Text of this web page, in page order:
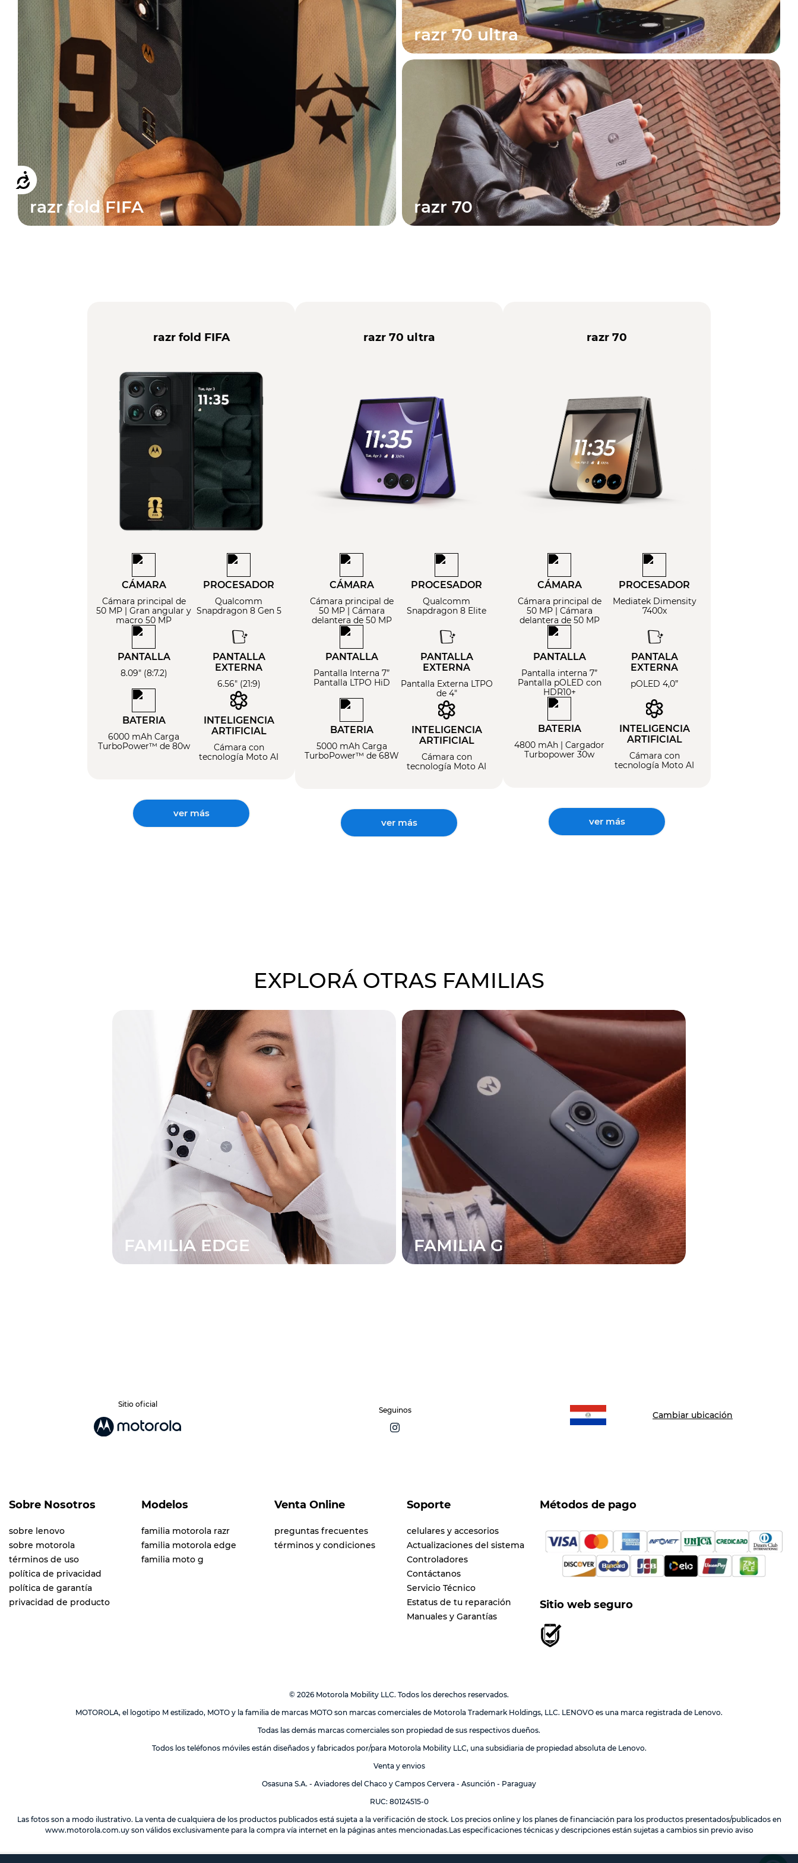
Accesibilidad
razr fold FIFA
razr 70 ultra
razr 70
razr fold FIFA
CÁMARA
Cámara principal de
50 MP | Gran angular y
macro 50 MP
PROCESADOR
Qualcomm
Snapdragon 8 Gen 5
PANTALLA
8.09" (8:7.2)
PANTALLA
EXTERNA
6.56" (21:9)
BATERIA
6000 mAh Carga
TurboPower™ de 80w
INTELIGENCIA
ARTIFICIAL
Cámara con
tecnología Moto AI
ver más
razr 70 ultra
CÁMARA
Cámara principal de
50 MP | Cámara
delantera de 50 MP
PROCESADOR
Qualcomm
Snapdragon 8 Elite
PANTALLA
Pantalla Interna 7”
Pantalla LTPO HiD
PANTALLA
EXTERNA
Pantalla Externa LTPO
de 4"
BATERIA
5000 mAh Carga
TurboPower™ de 68W
INTELIGENCIA
ARTIFICIAL
Cámara con
tecnología Moto AI
ver más
razr 70
CÁMARA
Cámara principal de
50 MP | Cámara
delantera de 50 MP
PROCESADOR
Mediatek Dimensity
7400x
PANTALLA
Pantalla interna 7”
Pantalla pOLED con
HDR10+
PANTALA
EXTERNA
pOLED 4,0”
BATERIA
4800 mAh | Cargador
Turbopower 30w
INTELIGENCIA
ARTIFICIAL
Cámara con
tecnología Moto AI
ver más
EXPLORÁ OTRAS FAMILIAS
FAMILIA EDGE FAMILIA G
Sitio oficial
Seguinos Cambiar ubicación
Sobre Nosotros
sobre lenovo
sobre motorola
términos de uso
política de privacidad
política de garantía
privacidad de producto
Modelos
familia motorola razr
familia motorola edge
familia moto g
Venta Online
preguntas frecuentes
términos y condiciones
Soporte
celulares y accesorios
Actualizaciones del sistema
Controladores
Contáctanos
Servicio Técnico
Estatus de tu reparación
Manuales y Garantías
Métodos de pago
Sitio web seguro
© 2026 Motorola Mobility LLC. Todos los derechos reservados.
MOTOROLA, el logotipo M estilizado, MOTO y la familia de marcas MOTO son marcas comerciales de Motorola Trademark Holdings, LLC. LENOVO es una marca registrada de Lenovo.
Todas las demás marcas comerciales son propiedad de sus respectivos dueños.
Todos los teléfonos móviles están diseñados y fabricados por/para Motorola Mobility LLC, una subsidiaria de propiedad absoluta de Lenovo.
Venta y envios
Osasuna S.A. - Aviadores del Chaco y Campos Cervera - Asunción - Paraguay
RUC: 80124515-0
Las fotos son a modo ilustrativo. La venta de cualquiera de los productos publicados está sujeta a la verificación de stock. Los precios online y los planes de financiación para los productos presentados/publicados en
www.motorola.com.uyson válidos exclusivamente para la compra vía internet en la páginas antes mencionadas.Las especificaciones técnicas y descripciones están sujetas a cambios sin previo aviso